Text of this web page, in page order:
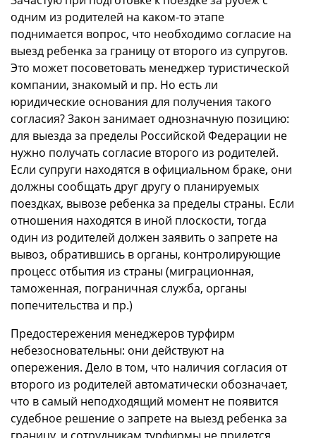
одним из родителей на каком-то этапе
поднимается вопрос, что необходимо согласие на
выезд ребенка за границу от второго из супругов.
Это может посоветовать менеджер туристической
компании, знакомый и пр. Но есть ли
юридические основания для получения такого
согласия? Закон занимает однозначную позицию:
для выезда за пределы Российской Федерации не
нужно получать согласие второго из родителей.
Если супруги находятся в официальном браке, они
должны сообщать друг другу о планируемых
поездках, вывозе ребенка за пределы страны. Если
отношения находятся в иной плоскости, тогда
один из родителей должен заявить о запрете на
вывоз, обратившись в органы, контролирующие
процесс отбытия из страны (миграционная,
таможенная, пограничная служба, органы
попечительства и пр.)
Предостережения менеджеров турфирм
небезосновательны: они действуют на
опережения. Дело в том, что наличия согласия от
второго из родителей автоматически обозначает,
что в самый неподходящий момент не появится
судебное решение о запрете на выезд ребенка за